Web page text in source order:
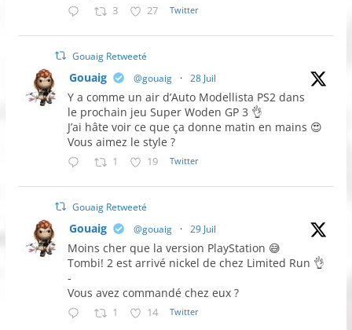
3 27 Twitter
Gouaig Retweeté
Gouaig @gouaig · 28 Juil
Y a comme un air d’Auto Modellista PS2 dans
le prochain jeu Super Woden GP 3 👌
J’ai hâte voir ce que ça donne matin en mains 😍
Vous aimez le style ?
1 19 Twitter
Gouaig Retweeté
Gouaig @gouaig · 29 Juil
Moins cher que la version PlayStation 😅
Tombi! 2 est arrivé nickel de chez Limited Run 👌
-
Vous avez commandé chez eux ?
1 14 Twitter